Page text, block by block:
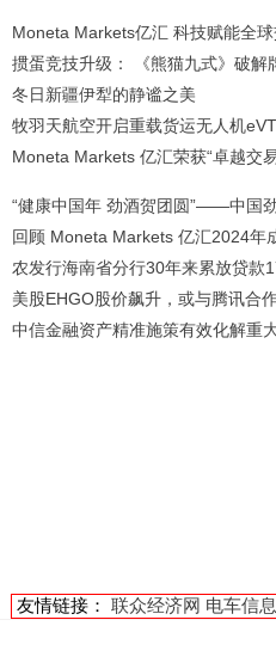
Moneta Markets亿汇 科技赋能全
掼蛋竞技升级： 《熊猫九式》破解
冬日新疆伊犁的静谧之美
牧羽天航空开启重载货运无人机
Moneta Markets 亿汇荣获“卓越交
“健康中国年 劲酒贺团圆”——中国
回顾 Moneta Markets 亿汇2024年
农发行海南省分行30年来累放贷款
美股EHGO股价飙升，或与腾讯合
中信金融资产精准施策有效化解重
友情链接： 联众经济网 电车信